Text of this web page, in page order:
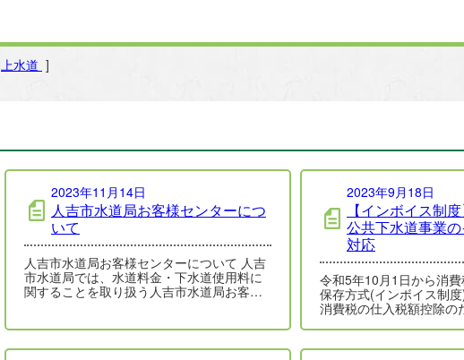
上水道 ]
2023年11月14日
人吉市水道局お客様センターにつ
いて
人吉市水道局お客様センターについて 人吉
市水道局では、水道料金・下水道使用料に
関することを取り扱う人吉市水道局お客様
2023年9月18日
【インボイス制
公共下水道事業
対応
令和5年10月1日から消
保存方式(インボイス制度
消費税の仕入税額控除の